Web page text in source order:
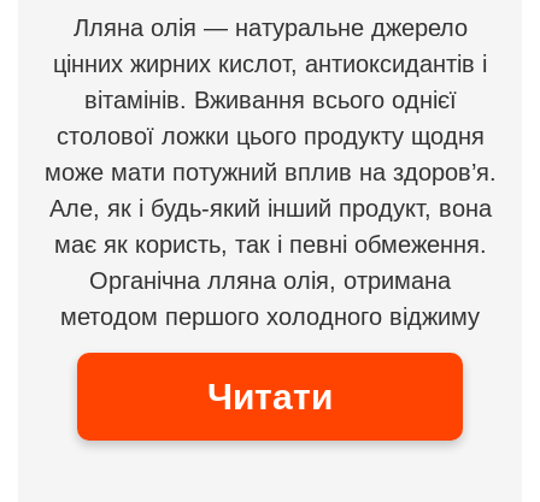
Лляна олія — натуральне джерело
цінних жирних кислот, антиоксидантів і
вітамінів. Вживання всього однієї
столової ложки цього продукту щодня
може мати потужний вплив на здоров’я.
Але, як і будь-який інший продукт, вона
має як користь, так і певні обмеження.
Органічна лляна олія, отримана
методом першого холодного віджиму
Читати